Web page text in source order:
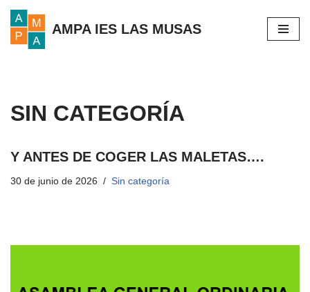
Saltar
AMPA IES LAS MUSAS
SIN CATEGORÍA
Y ANTES DE COGER LAS MALETAS….
30 de junio de 2026 Sin categoría